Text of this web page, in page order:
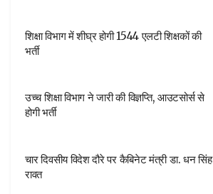
शिक्षा विभाग में शीघ्र होगी 1544 एलटी शिक्षकों की
भर्ती
उच्च शिक्षा विभाग ने जारी की विज्ञप्ति, आउटसोर्स से
होगी भर्ती
चार दिवसीय विदेश दौरे पर कैबिनेट मंत्री डा. धन सिंह
रावत